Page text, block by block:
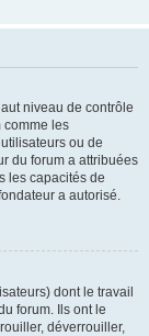
niveau de contrôle
comme les
ou de
du forum a attribuées
les capacités de
a autorisé.
dont le travail
forum. Ils ont le
déverrouiller,